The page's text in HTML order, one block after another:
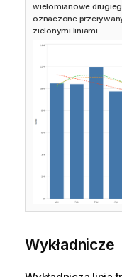
wielomianowe
oznaczone
zielonymi liniami.
Wykładnicze